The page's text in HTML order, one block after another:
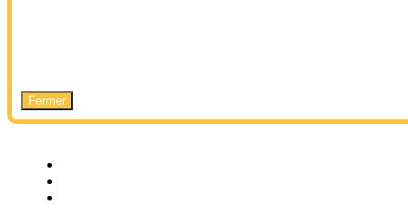
Fermer